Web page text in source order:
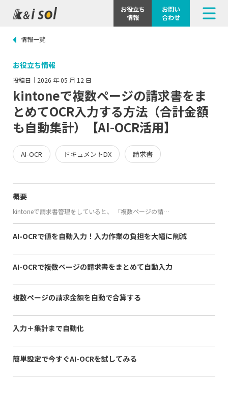
お役立ち
情報
お問い
合わせ
情報一覧
お役立ち情報
投稿日｜2026 年 05 月 12 日
kintoneで複数ページの請求書をま
とめてOCR入力する方法（合計金額
も自動集計）【AI-OCR活用】
AI-OCR ドキュメントDX 請求書
概要
kintoneで請求書管理をしていると、 「複数ページの請…
AI-OCRで値を自動入力！入力作業の負担を大幅に削減
AI-OCRで複数ページの請求書をまとめて自動入力
複数ページの請求金額を自動で合算する
入力＋集計まで自動化
簡単設定で今すぐAI-OCRを試してみる